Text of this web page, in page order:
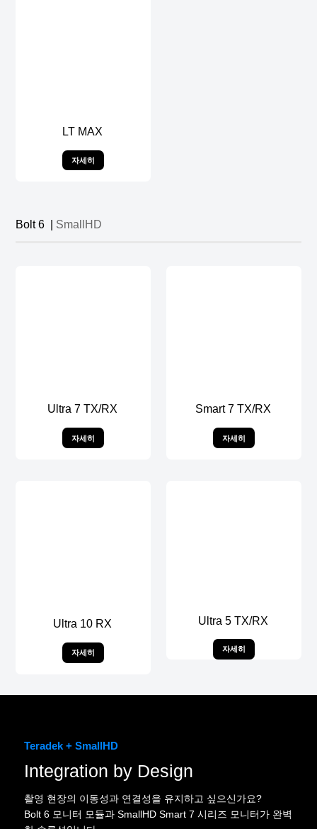
LT MAX
자세히
Bolt 6 | SmallHD
Ultra 7 TX/RX
자세히
Smart 7 TX/RX
자세히
Ultra 10 RX
자세히
Ultra 5 TX/RX
자세히
Teradek + SmallHD
Integration by Design
촬영 현장의 이동성과 연결성을 유지하고 싶으신가요?
Bolt 6 모니터 모듈과 SmallHD Smart 7 시리즈 모니터가 완벽